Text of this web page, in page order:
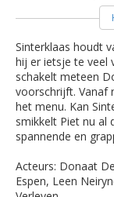
Sinterklaas houdt
hij er ietsje te veel
schakelt meteen
voorschrijft. Vanaf
het menu. Kan
smikkelt Piet nu al
spannende en
Acteurs: Donaat
Espen, Leen